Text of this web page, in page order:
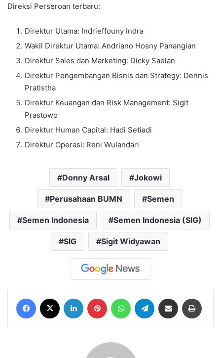
Direksi Perseroan terbaru:
Direktur Utama: Indrieffouny Indra
Wakil Direktur Utama: Andriano Hosny Panangian
Direktur Sales dan Marketing: Dicky Saelan
Direktur Pengembangan Bisnis dan Strategy: Dennis
Pratistha
Direktur Keuangan dan Risk Management: Sigit
Prastowo
Direktur Human Capital: Hadi Setiadi
Direktur Operasi: Reni Wulandari
Donny Arsal Jokowi
Perusahaan BUMN Semen
Semen Indonesia Semen Indonesia (SIG)
SIG Sigit Widyawan
Facebook LinkedIn Pinterest WhatsAppTelegram Share via Email